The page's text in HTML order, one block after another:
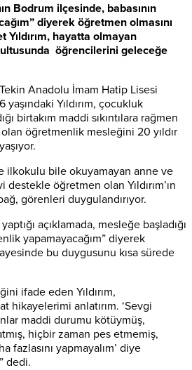
Bodrum ilçesinde, babasının
diyerek öğretmen olmasını
Yıldırım, hayatta olmayan
öğrencilerini geleceğe
Anadolu İmam Hatip Lisesi
Yıldırım, çocukluk
birtakım maddi sıkıntılara rağmen
öğretmenlik mesleğini 20 yıldır
ilkokulu bile okuyamayan anne ve
destekle öğretmen olan Yıldırım’ın
görenleri duygulandırıyor.
açıklamada, mesleğe başladığı
yapamayacağım” diyerek
bu duygusunu kısa sürede
ifade eden Yıldırım,
hikayelerimi anlatırım. ‘Sevgi
maddi durumu kötüymüş,
hiçbir zaman pes etmemiş,
fazlasını yapmayalım’ diye
dedi.